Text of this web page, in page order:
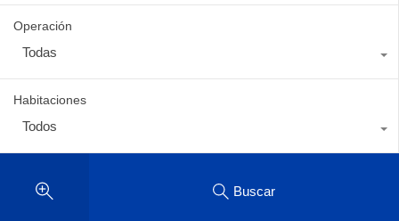
Operación
Todas
Habitaciones
Todos
Buscar